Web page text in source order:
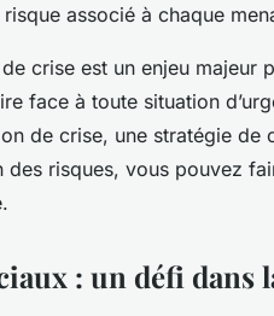
associé à chaque
crise est un enjeu
face à toute situation
de crise, une stratégie
des risques, vous pouvez
: un défi dans